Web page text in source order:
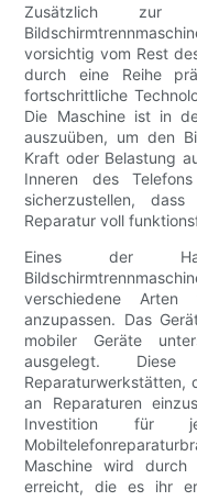
Zusätzlich
vorsichtig vom Rest
durch eine Reihe
fortschrittliche
Die Maschine ist in
auszuüben, um den
Kraft oder Belastung
Inneren des
sicherzustellen,
Reparatur voll
Eines der
verschiedene Arten
anzupassen. Das
mobiler Geräte
ausgelegt.
Reparaturwerkstätten,
an Reparaturen
Investition für
Maschine wird durch
erreicht, die es ihr